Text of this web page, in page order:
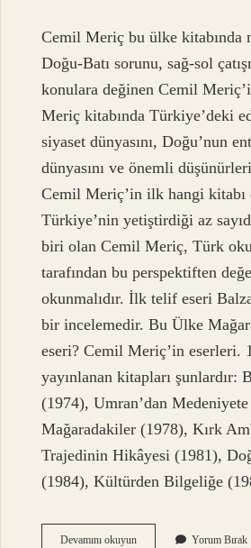
Cemil Meriç bu ülke kitabında
Doğu-Batı sorunu, sağ-sol
konulara değinen Cemil
Meriç kitabında Türkiye’deki
siyaset dünyasını, Doğu’nun
dünyasını ve önemli
Cemil Meriç’in ilk hangi kitabı
Türkiye’nin yetiştirdiği az
biri olan Cemil Meriç, Türk
tarafından bu perspektiften
okunmalıdır. İlk telif eseri
bir incelemedir. Bu Ülke
eseri? Cemil Meriç’in eserleri.
yayınlanan kitapları şunlardır:
(1974), Umran’dan
Mağaradakiler (1978), Kırk
Trajedinin Hikâyesi (1981),
(1984), Kültürden Bilgeliğe
Devamını okuyunBu
Yorum Bırak